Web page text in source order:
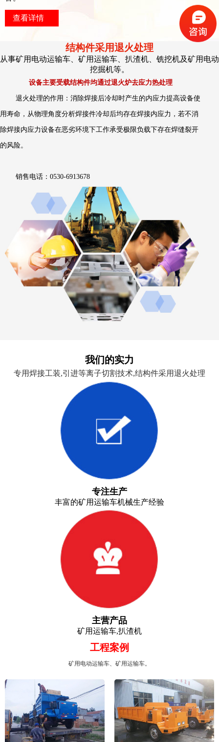
查看详情
结构件采用退火处理
从事矿用电动运输车、矿用运输车、扒渣机、铣挖机及矿用电动
挖掘机等。
设备主要受载结构件均通过退火炉去应力热处理
退火处理的作用：消除焊接后冷却时产生的内应力提高设备使
用寿命，从物理角度分析焊接件冷却后均存在焊接内应力，若不消
除焊接内应力设备在恶劣环境下工作承受极限负载下存在焊缝裂开
的风险。
销售电话：0530-6913678
我们的实力
专用焊接工装,引进等离子切割技术,结构件采用退火处理
专注生产
丰富的矿用运输车机械生产经验
主营产品
矿用运输车,扒渣机
工程案例
矿用电动运输车、矿用运输车。